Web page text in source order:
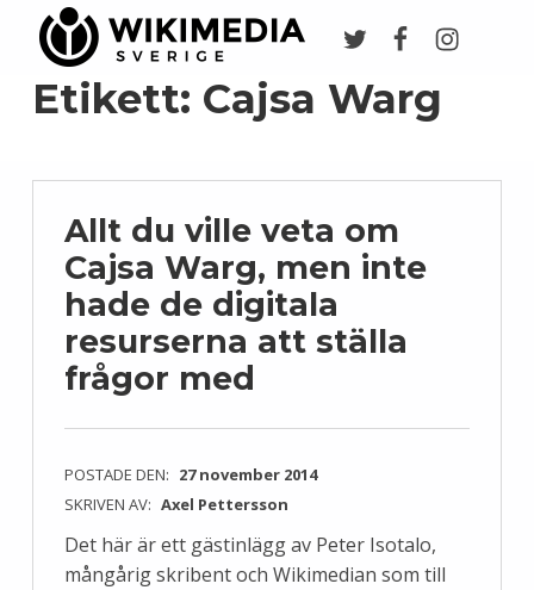
Etikett: Cajsa Warg
Allt du ville veta om
Cajsa Warg, men inte
hade de digitala
resurserna att ställa
frågor med
POSTADE DEN: 27 november 2014
SKRIVEN AV: Axel Pettersson
Det här är ett gästinlägg av Peter Isotalo,
mångårig skribent och Wikimedian som till